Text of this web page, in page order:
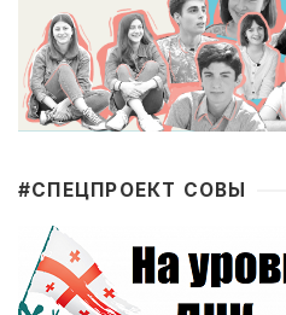
#CПЕЦПРОЕКТ СОВЫ